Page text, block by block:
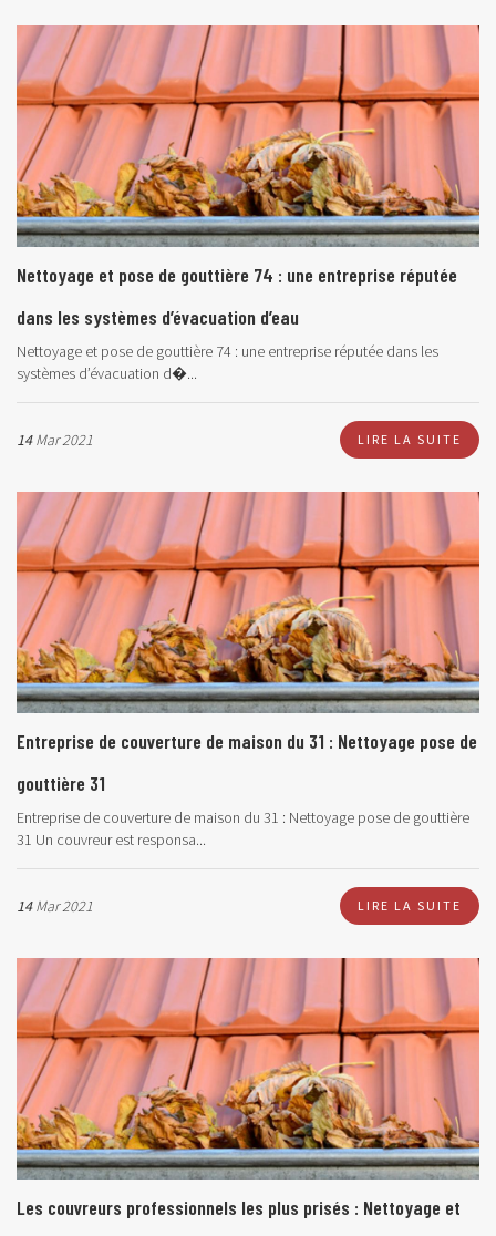
Nettoyage et pose de gouttière 74 : une entreprise réputée
dans les systèmes d’évacuation d’eau
Nettoyage et pose de gouttière 74 : une entreprise réputée dans les
systèmes d’évacuation d�...
14Mar 2021 LIRE LA SUITE
Entreprise de couverture de maison du 31 : Nettoyage pose de
gouttière 31
Entreprise de couverture de maison du 31 : Nettoyage pose de gouttière
31 Un couvreur est responsa...
14Mar 2021 LIRE LA SUITE
Les couvreurs professionnels les plus prisés : Nettoyage et